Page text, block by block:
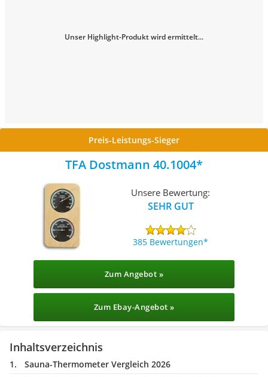
Unser Highlight-Produkt wird ermittelt...
Preis-Leistungs-Sieger
TFA Dostmann 40.1004
Unsere Bewertung:
SEHR GUT
385 Bewertungen
Zum Angebot »
Zum Ebay-Angebot »
Inhaltsverzeichnis
Sauna-Thermometer Vergleich 2026